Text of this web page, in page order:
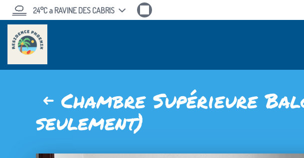
24°C a RAVINE DES CABRIS
Chambre Supérieure
seulement)